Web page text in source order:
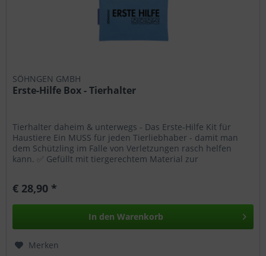
SÖHNGEN GMBH
Erste-Hilfe Box - Tierhalter
Tierhalter daheim & unterwegs - Das Erste-Hilfe Kit für
Haustiere Ein MUSS für jeden Tierliebhaber - damit man
dem Schützling im Falle von Verletzungen rasch helfen
kann. ✅ Gefüllt mit tiergerechtem Material zur
€ 28,90 *
In den Warenkorb
Merken